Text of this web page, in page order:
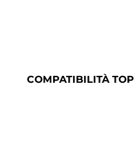
COMPATIBILITÀ TOP